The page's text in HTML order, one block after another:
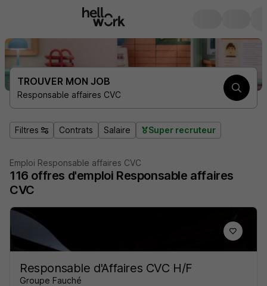
TROUVER MON JOB
Responsable affaires CVC
Filtres Contrats Salaire Super recruteur
Emploi Responsable affaires CVC
116 offres d'emploi Responsable affaires
CVC
Responsable d'Affaires CVC H/F
Groupe Fauché